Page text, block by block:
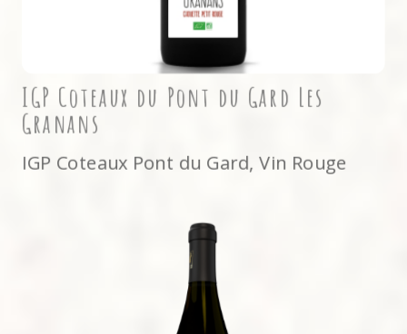
IGP Coteaux du Pont du Gard Les
Granans
IGP Coteaux Pont du Gard,Vin Rouge